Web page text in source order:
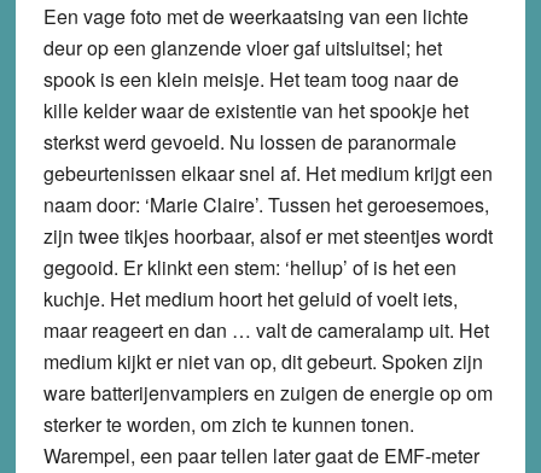
Een vage foto met de weerkaatsing van een lichte
deur op een glanzende vloer gaf uitsluitsel; het
spook is een klein meisje. Het team toog naar de
kille kelder waar de existentie van het spookje het
sterkst werd gevoeld. Nu lossen de paranormale
gebeurtenissen elkaar snel af. Het medium krijgt een
naam door: ‘Marie Claire’. Tussen het geroesemoes,
zijn twee tikjes hoorbaar, alsof er met steentjes wordt
gegooid. Er klinkt een stem: ‘hellup’ of is het een
kuchje. Het medium hoort het geluid of voelt iets,
maar reageert en dan … valt de cameralamp uit. Het
medium kijkt er niet van op, dit gebeurt. Spoken zijn
ware batterijenvampiers en zuigen de energie op om
sterker te worden, om zich te kunnen tonen.
Warempel, een paar tellen later gaat de EMF-meter